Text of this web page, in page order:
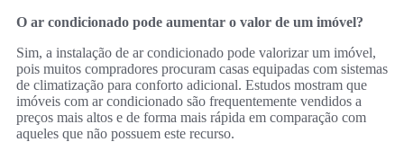
O ar condicionado pode aumentar o valor de um imóvel?
Sim, a instalação de ar condicionado pode valorizar um imóvel,
pois muitos compradores procuram casas equipadas com sistemas
de climatização para conforto adicional. Estudos mostram que
imóveis com ar condicionado são frequentemente vendidos a
preços mais altos e de forma mais rápida em comparação com
aqueles que não possuem este recurso.